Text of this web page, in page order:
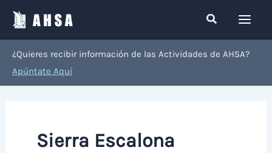
contenido
Buscar
¿Quieres recibir información de las Actividades de AHSA?
Apúntate Aquí
Sierra Escalona